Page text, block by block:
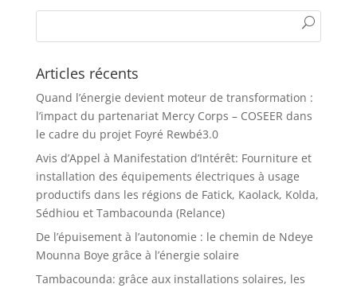
Articles récents
Quand l’énergie devient moteur de transformation :
l’impact du partenariat Mercy Corps – COSEER dans
le cadre du projet Foyré Rewbé3.0
Avis d’Appel à Manifestation d’Intérêt: Fourniture et
installation des équipements électriques à usage
productifs dans les régions de Fatick, Kaolack, Kolda,
Sédhiou et Tambacounda (Relance)
De l’épuisement à l’autonomie : le chemin de Ndeye
Mounna Boye grâce à l’énergie solaire
Tambacounda: grâce aux installations solaires, les